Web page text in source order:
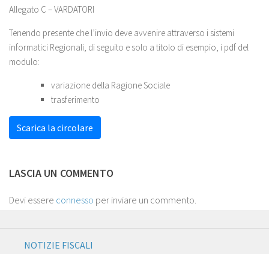
Allegato C – VARDATORI
Tenendo presente che l’invio deve avvenire attraverso i sistemi
informatici Regionali, di seguito e solo a titolo di esempio, i pdf del
modulo:
variazione della Ragione Sociale
trasferimento
Scarica la circolare
LASCIA UN COMMENTO
Devi essere connesso per inviare un commento.
NOTIZIE FISCALI